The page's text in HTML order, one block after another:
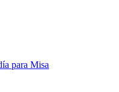
para Misa